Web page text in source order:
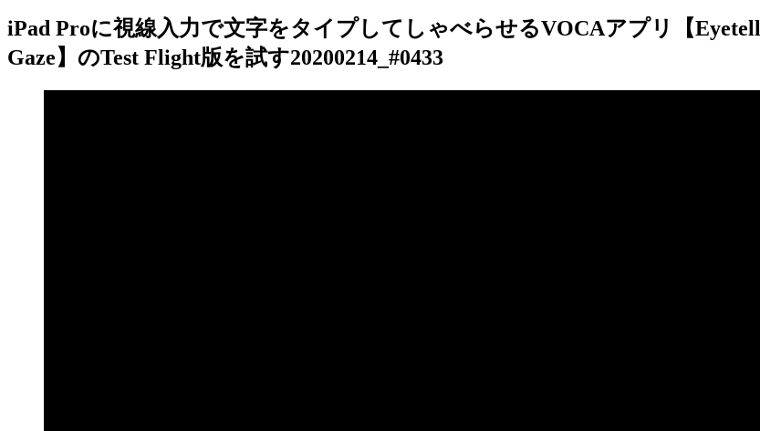
iPad Proに視線入力で文字をタイプしてしゃべらせるVOCAアプリ【Eyetell
Gaze】のTest Flight版を試す20200214_#0433